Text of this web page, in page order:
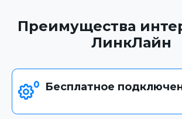
Преимущества
ЛинкЛайн
Бесплатное